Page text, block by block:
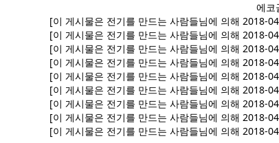
에코
[이 게시물은 전기를 만드는 사람들님에 의해 2018-
[이 게시물은 전기를 만드는 사람들님에 의해 2018-
[이 게시물은 전기를 만드는 사람들님에 의해 2018-
[이 게시물은 전기를 만드는 사람들님에 의해 2018-
[이 게시물은 전기를 만드는 사람들님에 의해 2018-
[이 게시물은 전기를 만드는 사람들님에 의해 2018-
[이 게시물은 전기를 만드는 사람들님에 의해 2018-
[이 게시물은 전기를 만드는 사람들님에 의해 2018-
[이 게시물은 전기를 만드는 사람들님에 의해 2018-